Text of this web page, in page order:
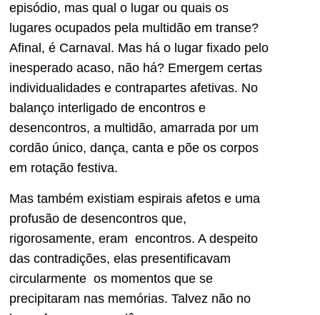
episódio, mas qual o lugar ou quais os
lugares ocupados pela multidão em transe?
Afinal, é Carnaval. Mas há o lugar fixado pelo
inesperado acaso, não há? Emergem certas
individualidades e contrapartes afetivas. No
balanço interligado de encontros e
desencontros, a multidão, amarrada por um
cordão único, dança, canta e põe os corpos
em rotação festiva.
Mas também existiam espirais afetos e uma
profusão de desencontros que,
rigorosamente, eram encontros. A despeito
das contradições, elas presentificavam
circularmente os momentos que se
precipitaram nas memórias. Talvez não no